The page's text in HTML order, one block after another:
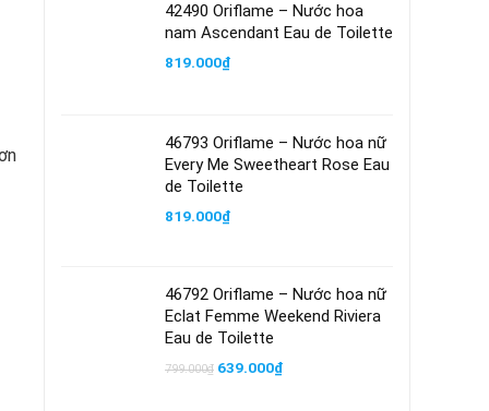
42490 Oriflame – Nước hoa
nam Ascendant Eau de Toilette
819.000₫
46793 Oriflame – Nước hoa nữ
Every Me Sweetheart Rose Eau
de Toilette
819.000₫
46792 Oriflame – Nước hoa nữ
Eclat Femme Weekend Riviera
Eau de Toilette
799.000₫ Giá
639.000₫Giá